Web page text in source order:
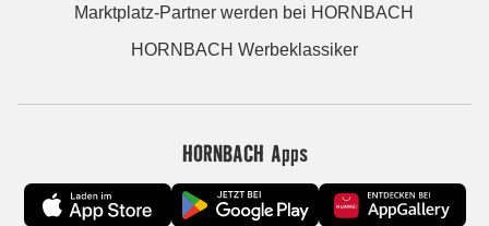
Marktplatz-Partner werden bei HORNBACH
HORNBACH Werbeklassiker
HORNBACH Apps